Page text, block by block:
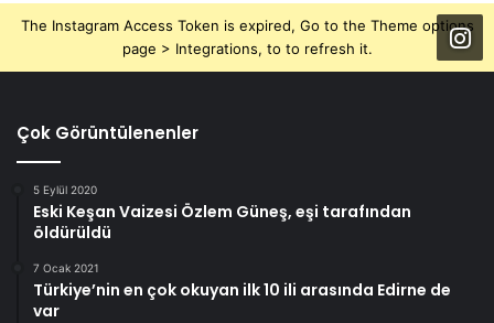
The Instagram Access Token is expired, Go to the Theme options
page > Integrations, to to refresh it.
Çok Görüntülenenler
5 Eylül 2020
Eski Keşan Vaizesi Özlem Güneş, eşi tarafından
öldürüldü
7 Ocak 2021
Türkiye’nin en çok okuyan ilk 10 ili arasında Edirne de
var